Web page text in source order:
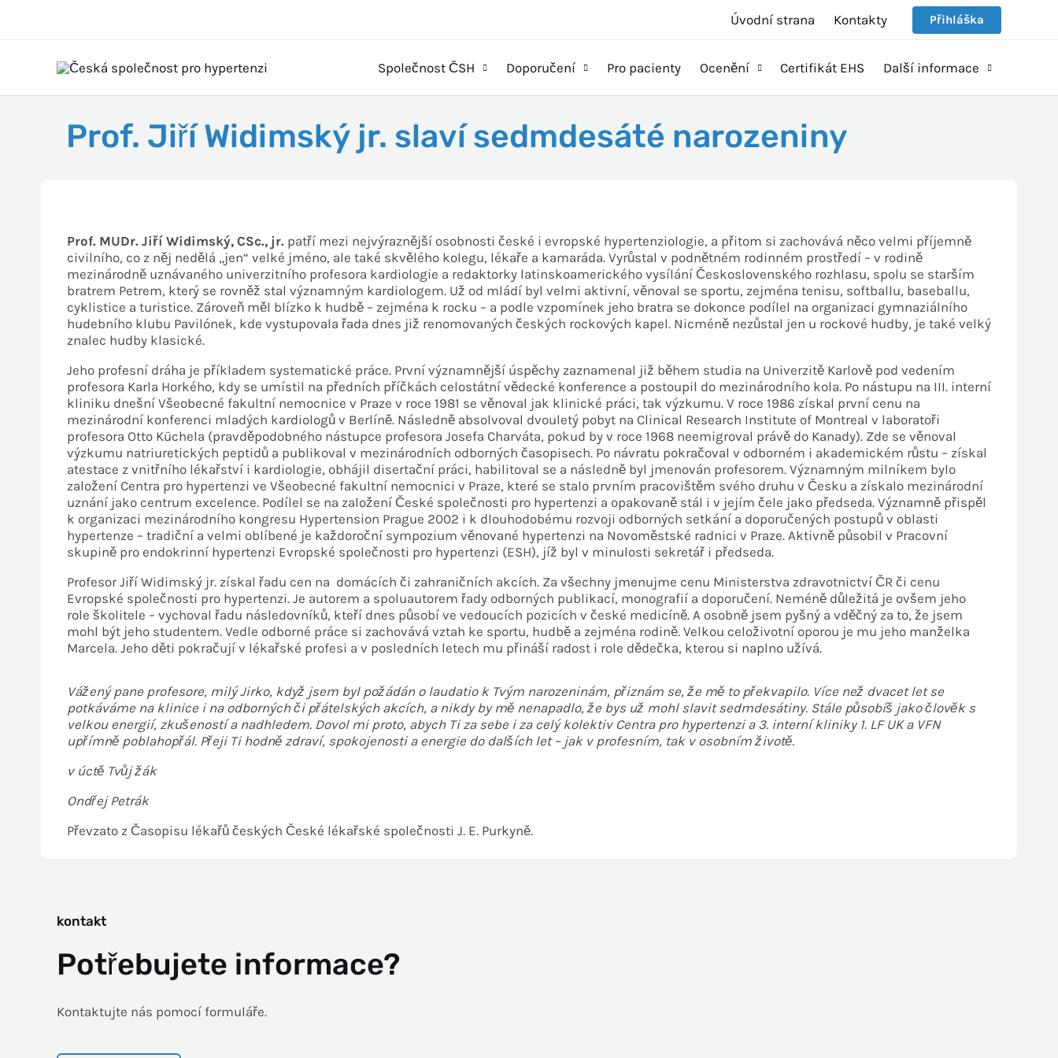
Úvodní strana Kontakty Přihláška
Společnost ČSH Doporučení Pro pacienty Ocenění Certifikát EHS Další informace
Prof. Jiří Widimský jr. slaví sedmdesáté narozeniny
Prof. MUDr. Jiří Widimský, CSc., jr. patří mezi nejvýraznější osobnosti české i evropské hypertenziologie, a přitom si zachovává něco velmi příjemně
civilního, co z něj nedělá „jen“ velké jméno, ale také skvělého kolegu, lékaře a kamaráda. Vyrůstal v podnětném rodinném prostředí – v rodině
mezinárodně uznávaného univerzitního profesora kardiologie a redaktorky latinskoamerického vysílání Československého rozhlasu, spolu se starším
bratrem Petrem, který se rovněž stal významným kardiologem. Už od mládí byl velmi aktivní, věnoval se sportu, zejména tenisu, softballu, baseballu,
cyklistice a turistice. Zároveň měl blízko k hudbě – zejména k rocku – a podle vzpomínek jeho bratra se dokonce podílel na organizaci gymnaziálního
hudebního klubu Pavilónek, kde vystupovala řada dnes již renomovaných českých rockových kapel. Nicméně nezůstal jen u rockové hudby, je také velký
znalec hudby klasické.
Jeho profesní dráha je příkladem systematické práce. První významnější úspěchy zaznamenal již během studia na Univerzitě Karlově pod vedením
profesora Karla Horkého, kdy se umístil na předních příčkách celostátní vědecké konference a postoupil do mezinárodního kola. Po nástupu na III. interní
kliniku dnešní Všeobecné fakultní nemocnice v Praze v roce 1981 se věnoval jak klinické práci, tak výzkumu. V roce 1986 získal první cenu na
mezinárodní konferenci mladých kardiologů v Berlíně. Následně absolvoval dvouletý pobyt na Clinical Research Institute of Montreal v laboratoři
profesora Otto Küchela (pravděpodobného nástupce profesora Josefa Charváta, pokud by v roce 1968 neemigroval právě do Kanady). Zde se věnoval
výzkumu natriuretických peptidů a publikoval v mezinárodních odborných časopisech. Po návratu pokračoval v odborném i akademickém růstu – získal
atestace z vnitřního lékařství i kardiologie, obhájil disertační práci, habilitoval se a následně byl jmenován profesorem. Významným milníkem bylo
založení Centra pro hypertenzi ve Všeobecné fakultní nemocnici v Praze, které se stalo prvním pracovištěm svého druhu v Česku a získalo mezinárodní
uznání jako centrum excelence. Podílel se na založení České společnosti pro hypertenzi a opakovaně stál i v jejím čele jako předseda. Významně přispěl
k organizaci mezinárodního kongresu Hypertension Prague 2002 i k dlouhodobému rozvoji odborných setkání a doporučených postupů v oblasti
hypertenze – tradiční a velmi oblíbené je každoroční sympozium věnované hypertenzi na Novoměstské radnici v Praze. Aktivně působil v Pracovní
skupině pro endokrinní hypertenzi Evropské společnosti pro hypertenzi (ESH), jíž byl v minulosti sekretář i předseda.
Profesor Jiří Widimský jr. získal řadu cen na ­ domácích či zahraničních akcích. Za všechny jmenujme cenu Ministerstva zdravotnictví ČR či cenu
Evropské společnosti pro hypertenzi. Je autorem a spoluautorem řady odborných publikací, monografií a doporučení. Neméně důležitá je ovšem jeho
role školitele – vychoval řadu následovníků, kteří dnes působí ve vedoucích pozicích v české medicíně. A osobně jsem pyšný a vděčný za to, že jsem
mohl být jeho studentem. Vedle odborné práce si zachovává vztah ke sportu, hudbě a zejména rodině. Velkou celoživotní oporou je mu jeho manželka
Marcela. Jeho děti pokračují v lékařské profesi a v posledních letech mu přináší radost i role dědečka, kterou si naplno užívá.
Vážený pane profesore, milý Jirko, když jsem byl požádán o laudatio k Tvým narozeninám, přiznám se, že mě to překvapilo. Více než dvacet let se
potkáváme na klinice i na odborných či přátelských akcích, a nikdy by mě nenapadlo, že bys už mohl slavit sedmdesátiny. Stále působíš jako člověk s
velkou energií, zkušenostía nadhledem. Dovol mi proto, abych Ti za sebe i za celý kolektiv Centra pro hypertenzi a 3. interní kliniky 1. LF UK a VFN
upřímně poblahopřál. Přeji Ti hodně zdraví, spokojenosti a energie do dalších let – jak v profesním, tak v osobním životě.
v úctě Tvůj žák
Ondřej Petrák
Převzato z Časopisu lékařů českých České lékařské společnosti J. E. Purkyně.
kontakt
Potřebujete informace?
Kontaktujte nás pomocí formuláře.